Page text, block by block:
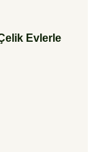
Evlerle